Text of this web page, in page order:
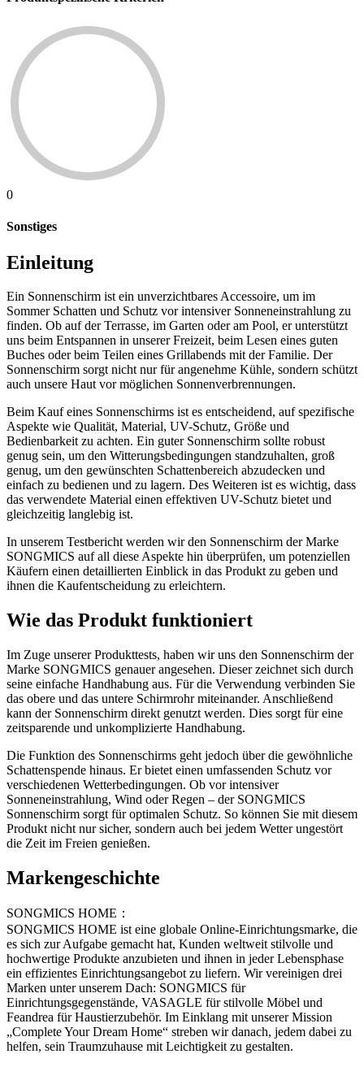
0
Sonstiges
Einleitung
Ein Sonnenschirm ist ein unverzichtbares Accessoire, um im
Sommer Schatten und Schutz vor intensiver Sonneneinstrahlung zu
finden. Ob auf der Terrasse, im Garten oder am Pool, er unterstützt
uns beim Entspannen in unserer Freizeit, beim Lesen eines guten
Buches oder beim Teilen eines Grillabends mit der Familie. Der
Sonnenschirm sorgt nicht nur für angenehme Kühle, sondern schützt
auch unsere Haut vor möglichen Sonnenverbrennungen.
Beim Kauf eines Sonnenschirms ist es entscheidend, auf spezifische
Aspekte wie Qualität, Material, UV-Schutz, Größe und
Bedienbarkeit zu achten. Ein guter Sonnenschirm sollte robust
genug sein, um den Witterungsbedingungen standzuhalten, groß
genug, um den gewünschten Schattenbereich abzudecken und
einfach zu bedienen und zu lagern. Des Weiteren ist es wichtig, dass
das verwendete Material einen effektiven UV-Schutz bietet und
gleichzeitig langlebig ist.
In unserem Testbericht werden wir den Sonnenschirm der Marke
SONGMICS auf all diese Aspekte hin überprüfen, um potenziellen
Käufern einen detaillierten Einblick in das Produkt zu geben und
ihnen die Kaufentscheidung zu erleichtern.
Wie das Produkt funktioniert
Im Zuge unserer Produkttests, haben wir uns den Sonnenschirm der
Marke SONGMICS genauer angesehen. Dieser zeichnet sich durch
seine einfache Handhabung aus. Für die Verwendung verbinden Sie
das obere und das untere Schirmrohr miteinander. Anschließend
kann der Sonnenschirm direkt genutzt werden. Dies sorgt für eine
zeitsparende und unkomplizierte Handhabung.
Die Funktion des Sonnenschirms geht jedoch über die gewöhnliche
Schattenspende hinaus. Er bietet einen umfassenden Schutz vor
verschiedenen Wetterbedingungen. Ob vor intensiver
Sonneneinstrahlung, Wind oder Regen – der SONGMICS
Sonnenschirm sorgt für optimalen Schutz. So können Sie mit diesem
Produkt nicht nur sicher, sondern auch bei jedem Wetter ungestört
die Zeit im Freien genießen.
Markengeschichte
SONGMICS HOME：
SONGMICS HOME ist eine globale Online-Einrichtungsmarke, die
es sich zur Aufgabe gemacht hat, Kunden weltweit stilvolle und
hochwertige Produkte anzubieten und ihnen in jeder Lebensphase
ein effizientes Einrichtungsangebot zu liefern. Wir vereinigen drei
Marken unter unserem Dach: SONGMICS für
Einrichtungsgegenstände, VASAGLE für stilvolle Möbel und
Feandrea für Haustierzubehör. Im Einklang mit unserer Mission
„Complete Your Dream Home“ streben wir danach, jedem dabei zu
helfen, sein Traumzuhause mit Leichtigkeit zu gestalten.